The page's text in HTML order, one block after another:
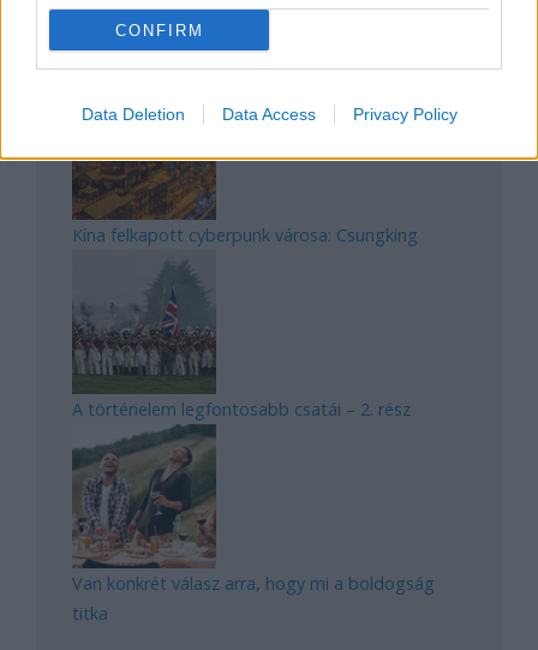
CONFIRM
Data Deletion Data Access Privacy Policy
Japán sebességre kapcsol – A gyorsvasút
Kína felkapott cyberpunk városa: Csungking
A történelem legfontosabb csatái – 2. rész
Van konkrét válasz arra, hogy mi a boldogság
titka